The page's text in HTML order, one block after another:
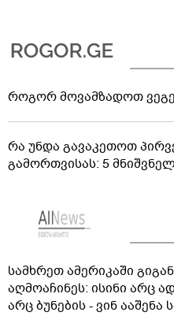
როგორ მოვამზადოთ
რა უნდა გავაკეთოთ
გამორთვისას: 5
სამხრეთ ამერიკაში
აღმოაჩინეს: ისინი არც
არც ბუნების - ვინ